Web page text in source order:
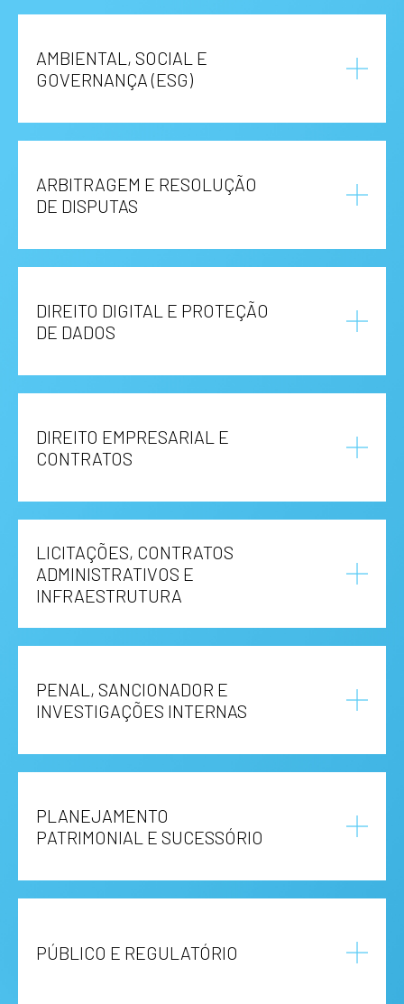
AMBIENTAL, SOCIAL E
GOVERNANÇA (ESG)
ARBITRAGEM E RESOLUÇÃO
DE DISPUTAS
DIREITO DIGITAL E PROTEÇÃO
DE DADOS
DIREITO EMPRESARIAL E
CONTRATOS
LICITAÇÕES, CONTRATOS
ADMINISTRATIVOS E
INFRAESTRUTURA
PENAL, SANCIONADOR E
INVESTIGAÇÕES INTERNAS
PLANEJAMENTO
PATRIMONIAL E SUCESSÓRIO
PÚBLICO E REGULATÓRIO